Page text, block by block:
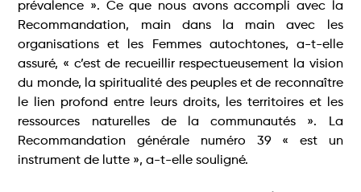
prévalence ». Ce que nous avons accompli avec la
Recommandation, main dans la main avec les
organisations et les Femmes autochtones, a-t-elle
assuré, « c’est de recueillir respectueusement la vision
du monde, la spiritualité des peuples et de reconnaître
le lien profond entre leurs droits, les territoires et les
ressources naturelles de la communautés ». La
Recommandation générale numéro 39 « est un
instrument de lutte », a-t-elle souligné.